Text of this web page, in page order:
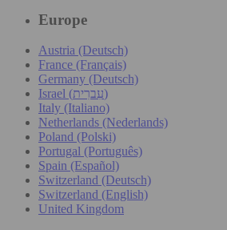
Europe
Austria (Deutsch)
France (Français)
Germany (Deutsch)
Israel (עִברִית)
Italy (Italiano)
Netherlands (Nederlands)
Poland (Polski)
Portugal (Português)
Spain (Español)
Switzerland (Deutsch)
Switzerland (English)
United Kingdom